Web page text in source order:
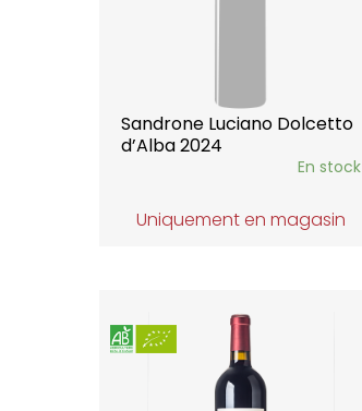
Sandrone Luciano Dolcetto
d’Alba 2024
En stock
Uniquement en magasin